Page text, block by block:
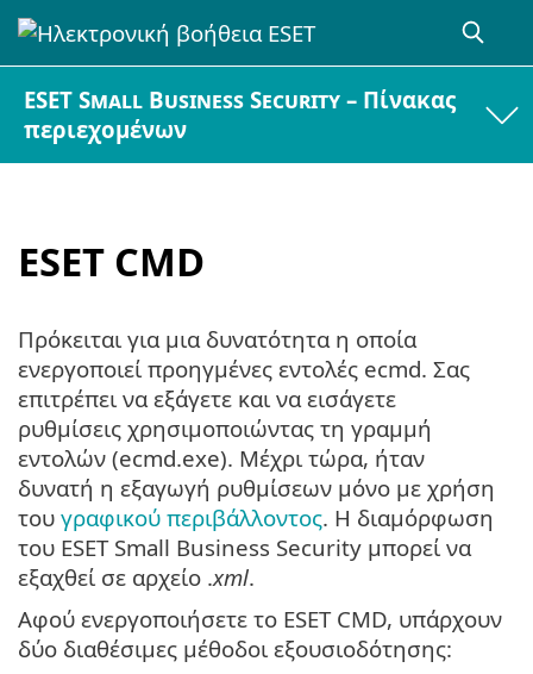
ESET Small Business Security – Πίνακας
περιεχομένων
ESET CMD
Πρόκειται για μια δυνατότητα η οποία
ενεργοποιεί προηγμένες εντολές ecmd. Σας
επιτρέπει να εξάγετε και να εισάγετε
ρυθμίσεις χρησιμοποιώντας τη γραμμή
εντολών (ecmd.exe). Μέχρι τώρα, ήταν
δυνατή η εξαγωγή ρυθμίσεων μόνο με χρήση
του γραφικού περιβάλλοντος. Η διαμόρφωση
του ESET Small Business Security μπορεί να
εξαχθεί σε αρχείο .xml.
Αφού ενεργοποιήσετε το ESET CMD, υπάρχουν
δύο διαθέσιμες μέθοδοι εξουσιοδότησης: